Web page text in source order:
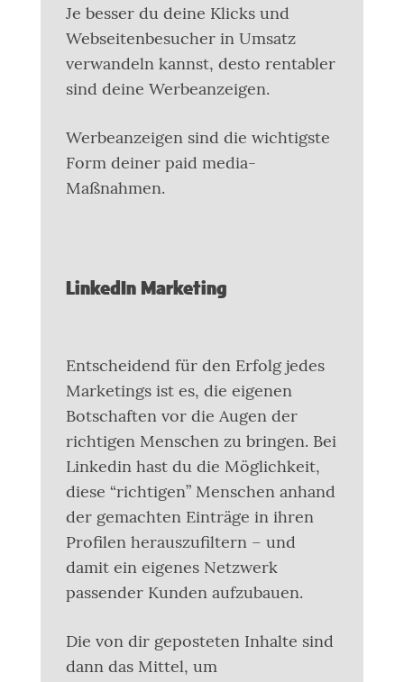
Je besser du deine Klicks und
Webseitenbesucher in Umsatz
verwandeln kannst, desto rentabler
sind deine Werbeanzeigen.
Werbeanzeigen sind die wichtigste
Form deiner paid media-
Maßnahmen.
LinkedIn Marketing
Entscheidend für den Erfolg jedes
Marketings ist es, die eigenen
Botschaften vor die Augen der
richtigen Menschen zu bringen. Bei
Linkedin hast du die Möglichkeit,
diese “richtigen” Menschen anhand
der gemachten Einträge in ihren
Profilen herauszufiltern – und
damit ein eigenes Netzwerk
passender Kunden aufzubauen.
Die von dir geposteten Inhalte sind
dann das Mittel, um